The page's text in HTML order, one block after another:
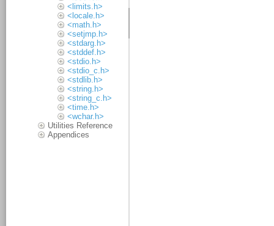
<limits.h>
<locale.h>
<math.h>
<setjmp.h>
<stdarg.h>
<stddef.h>
<stdio.h>
<stdio_c.h>
<stdlib.h>
<string.h>
<string_c.h>
<time.h>
<wchar.h>
Utilities Reference
Appendices